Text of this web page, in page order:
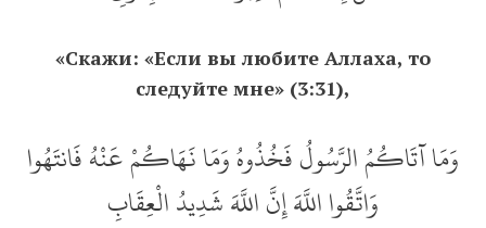
«Скажи: «Если вы любите Аллаха, то
следуйте мне» (3:31),
وَمَا آتَاكُمُ الرَّسُولُ فَخُذُوهُ وَمَا نَهَاكُمْ عَنْهُ فَانتَهُوا
وَاتَّقُوا اللَّهَ إِنَّ اللَّهَ شَدِيدُ الْعِقَابِ